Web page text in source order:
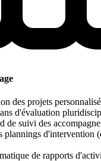
des projets
d'évaluation
de suivi des
plannings d'intervention
de rapports